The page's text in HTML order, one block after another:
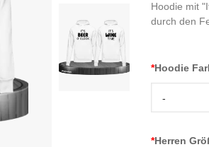
Hoodie mit
durch den
*Hoodie
-
*Herren